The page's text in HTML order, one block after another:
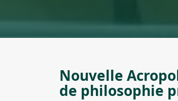
Nouvelle
de philosophie